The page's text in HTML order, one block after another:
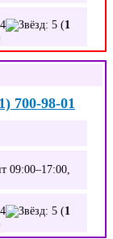
(1
700-98-01
09:00–17:00,
(1